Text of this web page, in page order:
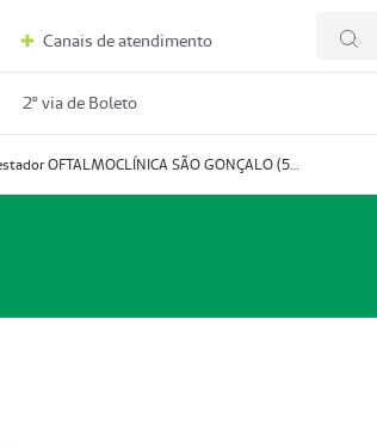
Canais de atendimento
2º via de Boleto
Prestador OFTALMOCLÍNICA SÃO GONÇALO (55004164-2)